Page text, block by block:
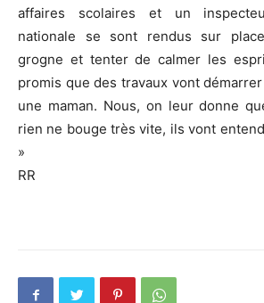
affaires scolaires et un
nationale se sont rendus sur
grogne et tenter de calmer les
promis que des travaux vont
une maman. Nous, on leur donne
rien ne bouge très vite, ils vont
»
RR